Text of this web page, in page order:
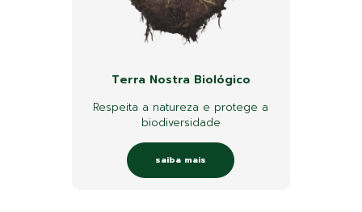
Terra Nostra Biológico
Respeita a natureza e protege a
biodiversidade
saiba mais